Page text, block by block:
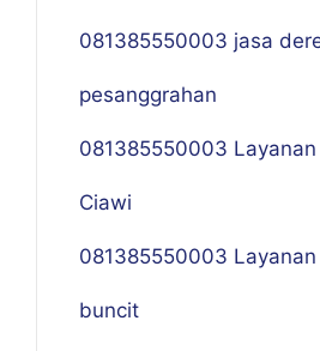
081385550003 jasa
pesanggrahan
081385550003
Ciawi
081385550003
buncit